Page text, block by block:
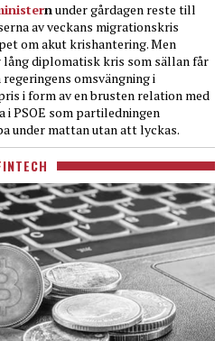
nunder gårdagen reste till
av veckans migrationskris
om akut krishantering. Men
diplomatisk kris som sällan får
omsvängning i
i form av en brusten relation med
PSOE som partiledningen
under mattan utan att lyckas.